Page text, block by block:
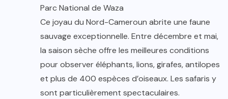
Parc National de Waza
Ce joyau du Nord-Cameroun abrite une faune
sauvage exceptionnelle. Entre décembre et mai,
la saison sèche offre les meilleures conditions
pour observer éléphants, lions, girafes, antilopes
et plus de 400 espèces d’oiseaux. Les safaris y
sont particulièrement spectaculaires.